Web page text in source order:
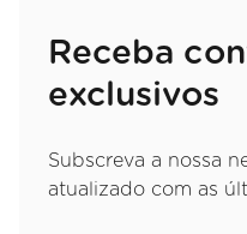
Receba
exclusivos
Subscreva a nossa
atualizado com as